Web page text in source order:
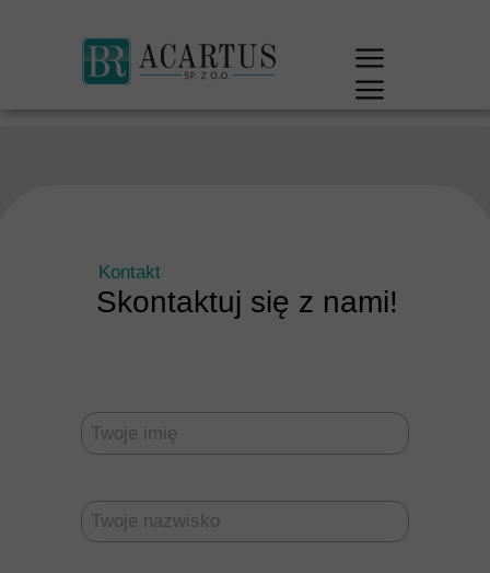
Skontaktuj się z nami!
Kontakt